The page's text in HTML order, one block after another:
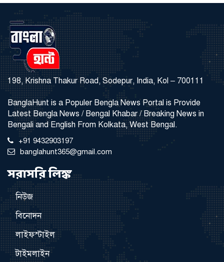
198, Krishna Thakur Road, Sodepur, India, Kol – 700111
BanglaHunt is a Populer Bengla News Portal is Provide
Latest Bengla News / Bengal Khabar / Breaking News in
Bengali and English From Kolkata, West Bengal.
+91 9432903197
banglahunt365@gmail.com
সরাসরি লিঙ্ক
নিউজ
বিনোদন
লাইফস্টাইল
টাইমলাইন